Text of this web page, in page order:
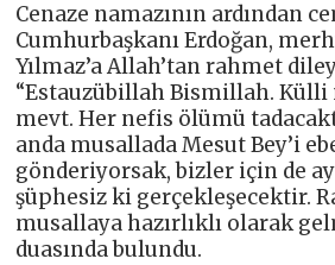
Cenaze namazının ardından
Cumhurbaşkanı Erdoğan,
Yılmaz’a Allah’tan rahmet
“Estauzübillah Bismillah. Külli
mevt. Her nefis ölümü
anda musallada Mesut Bey’i
gönderiyorsak, bizler için de
şüphesiz ki gerçekleşecektir.
musallaya hazırlıklı olarak
duasında bulundu.